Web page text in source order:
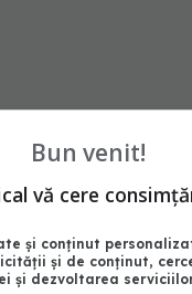
Bun venit!
vă cere
și conținut
și de conținut,
și dezvoltarea